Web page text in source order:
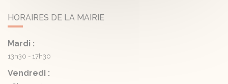
HORAIRES DE LA MAIRIE
Mardi :
13h30 - 17h30
Vendredi :